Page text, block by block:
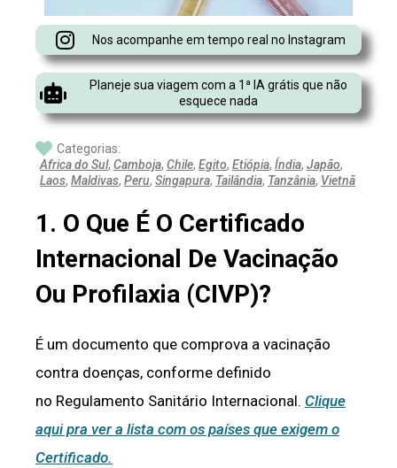
Nos acompanhe em tempo real no Instagram
Planeje sua viagem com a 1ª IA grátis que não
esquece nada
Categorias:
Africa do Sul, Camboja, Chile, Egito, Etiópia, Índia, Japão,
Laos, Maldivas, Peru, Singapura, Tailândia, Tanzânia, Vietnã
1. O Que É O Certificado
Internacional De Vacinação
Ou Profilaxia (CIVP)?
É um documento que comprova a vacinação
contra doenças, conforme definido
no Regulamento Sanitário Internacional. Clique
aqui pra ver a lista com os países que exigem o
Certificado.